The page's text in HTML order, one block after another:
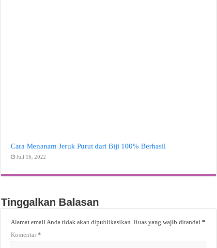
Cara Menanam Jeruk Purut dari Biji 100% Berhasil
Juli 16, 2022
Tinggalkan Balasan
Alamat email Anda tidak akan dipublikasikan. Ruas yang wajib ditandai*
Komentar*